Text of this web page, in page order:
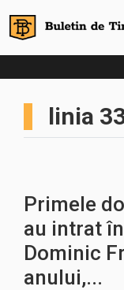
linia
Primele
au intrat
Dominic
anului,...